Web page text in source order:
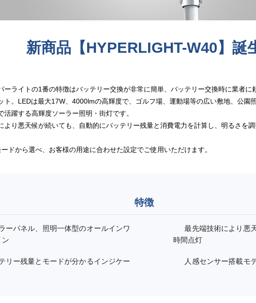
新商品【HYPERLIGHT-W40】誕
ーライトの1番の特徴はバッテリー交換が非常に簡単、バッテリー交換時に業者に
ト。LEDは最大17W、4000lmの高輝度で、ゴルフ場、運動場等の広い敷地、公園
活躍する高輝度ソーラー照明・街灯です。
より悪天候が続いても、自動的にバッテリー残量と消費電力を計算し、明るさを
ドから選べ、お客様の用途に合わせた設定でご使用いただけます。
特徴
ーパネル、照明一体型のオールインワ
ン
最先端技術により悪
時間点灯
リー残量とモードが分かるインジケー
人感センサー搭載モ